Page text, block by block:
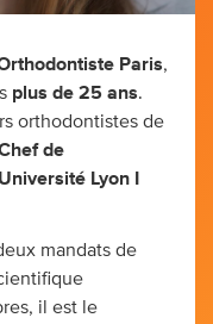
Paris,
plus de 25 ans.
orthodontistes de
de
Lyon I
mandats de
il est le